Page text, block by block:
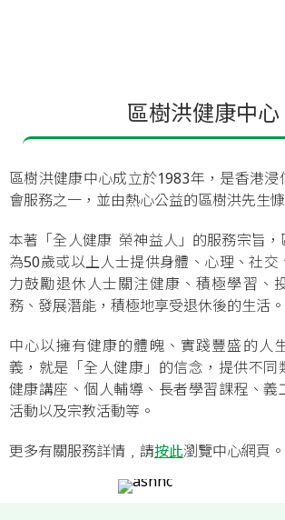
區樹洪健康中心
區樹洪健康中心成立於1983年，是香港浸
會服務之一，並由熱心公益的區樹洪先生
本著「全人健康 榮神益人」的服務宗旨，
為50歲或以上人士提供身體、心理、社交
力鼓勵退休人士關注健康、積極學習、
務、發展潛能，積極地享受退休後的生活。
中心以擁有健康的體魄、實踐豐盛的人
義，就是「全人健康」的信念，提供不同
健康講座、個人輔導、長者學習課程、義
活動以及宗教活動等。
更多有關服務詳情﹐請按此瀏覽中心網頁。